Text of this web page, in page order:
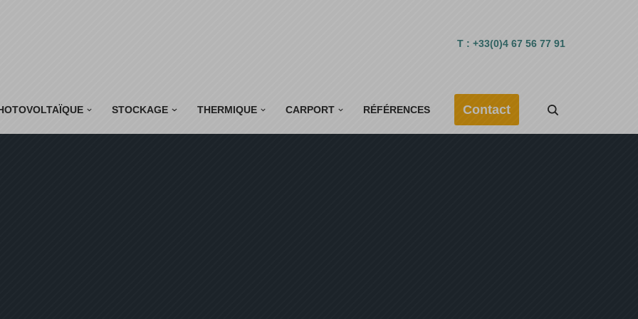
T : +33(0)4 67 56 77 91
STOCKAGE THERMIQUE CARPORT RÉFÉRENCES Contact